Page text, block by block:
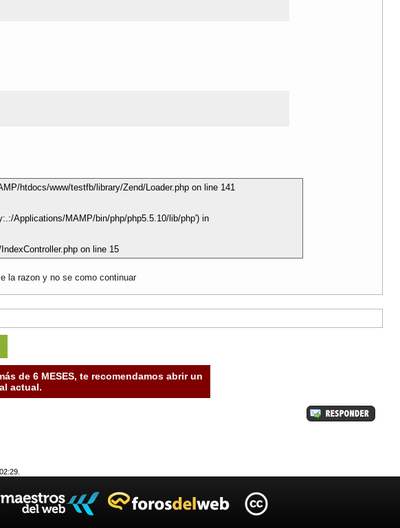
htdocs/www/testfb/library/Zend/Loader.php on line 141
Applications/MAMP/bin/php/php5.5.10/lib/php') in
on line 15
la razon y no se como continuar
de 6 MESES, te recomendamos abrir un
actual.